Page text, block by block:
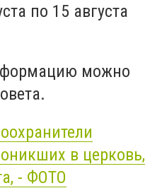
по 15 августа
можно
в церковь,
- ФОТО